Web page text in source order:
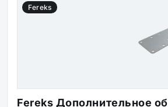
Fereks
Fereks Дополнительное